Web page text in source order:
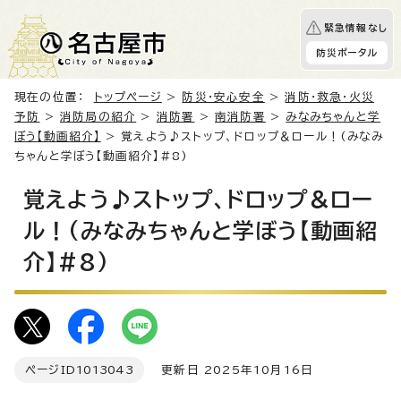
緊急情報なし
防災ポータル
現在の位置： トップページ > 防災・安心安全 >消防・救急・火災
予防
>消防局の紹介 > 消防署 >南消防署 > みなみちゃんと学
ぼう【動画紹介】
> 覚えよう♪ストップ、ドロップ＆ロール！(みなみ
ちゃんと学ぼう【動画紹介】#8)
覚えよう♪ストップ、ドロップ＆ロー
ル！(みなみちゃんと学ぼう【動画紹
介】#8)
ページID 1013043 更新日 2025年10月16日